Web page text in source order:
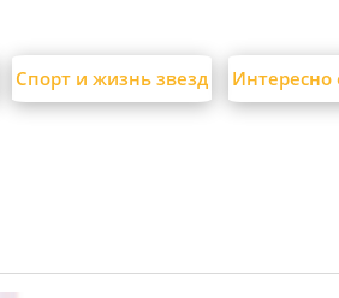
Спорт и жизнь звезд